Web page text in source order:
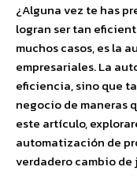
¿Alguna vez te has
logran ser tan
muchos casos, es la
empresariales. La
eficiencia, sino que
negocio de maneras
este artículo,
automatización de
verdadero cambio de